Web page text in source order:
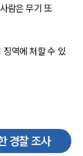
람은 무기 또
역에 처할 수 있
경찰 조사